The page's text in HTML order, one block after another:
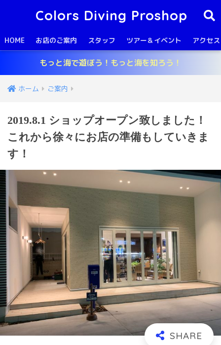
Colors Diving Proshop
HOME お店のご案内 スタッフ ツアー＆イベント アクセス
もっと海で遊ぼう！もっと海を知ろう！
ホーム ご案内
2019.8.1 ショップオープン致しました！
これから徐々にお店の準備もしていきま
す！